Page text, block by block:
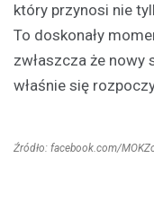
który przynosi nie
To doskonały
zwłaszcza że nowy
właśnie się
Źródło: facebook.com/